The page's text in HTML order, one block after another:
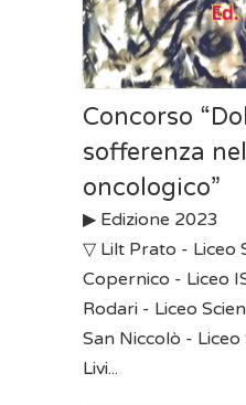
Concorso
sofferenza
oncologico”
▶︎ Edizione 2023
▽ Lilt Prato - Liceo
Copernico - Liceo
Rodari - Liceo
San Niccolò -
Livi...